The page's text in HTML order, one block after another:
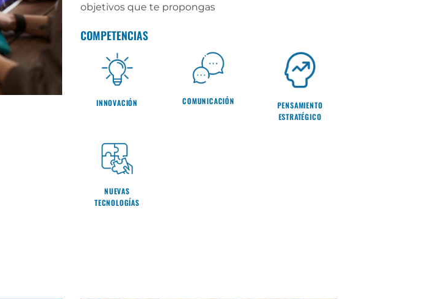
objetivos que te propongas
COMPETENCIAS
INNOVACIÓN COMUNICACIÓN
PENSAMIENTO
ESTRATÉGICO
NUEVAS
TECNOLOGÍAS